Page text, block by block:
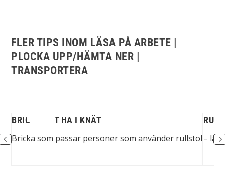
FLER TIPS INOM LÄSA PÅ ARBETE |
PLOCKA UPP/HÄMTA NER |
TRANSPORTERA
BRICKA ATT HA I KNÄT
Bricka som passar personer som använder rullstol–